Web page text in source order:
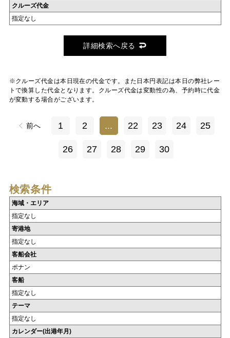
クルーズ代金
指定なし
詳細検索へ戻る
※クルーズ代金は本日現在の代金です。また日本円表記は本日の弊社レー
トで換算した代金となります。クルーズ代金は変動性の為、予約時に代金
が変動する場合がございます。
前へ 1 2 ... 22 23 24 25
26 27 28 29 30
検索条件
海域・エリア
指定なし
寄港地
指定なし
客船会社
ポナン
客船
指定なし
テーマ
指定なし
カレンダー(出港年月)